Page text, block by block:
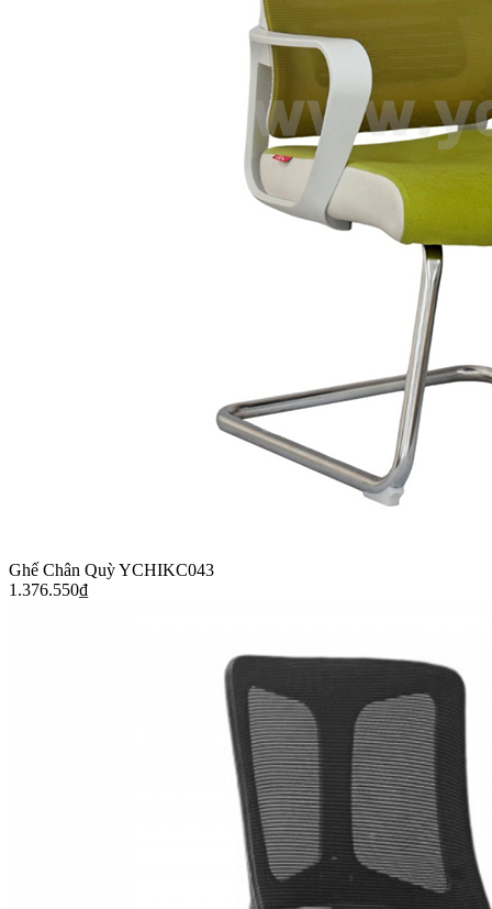
Ghế Chân Quỳ YCHIKC043
1.376.550₫